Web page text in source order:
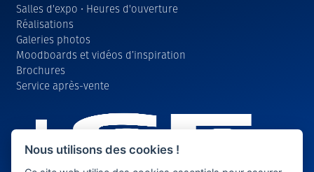
Salles d'expo • Heures d'ouverture
Réalisations
Galeries photos
Moodboards et vidéos d’inspiration
Brochures
Service après-vente
Nous utilisons des cookies !